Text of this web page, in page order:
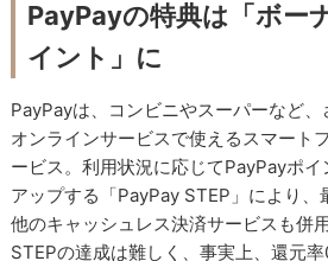
PayPayの特典は「ボー
イント」に
PayPayは、コンビニやスーパーなど
オンラインサービスで使えるスマート
ービス。利用状況に応じてPayPayポ
アップする「PayPay STEP」により、
他のキャッシュレス決済サービスも併
STEPの達成は難しく、事実上、還元